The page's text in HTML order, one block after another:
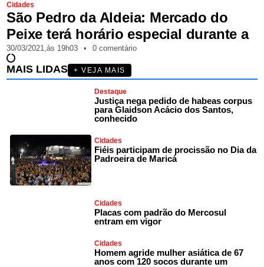
Cidades
São Pedro da Aldeia: Mercado do
Peixe terá horário especial durante a
30/03/2021,às 19h03 • 0 comentário
MAIS LIDAS + VEJA MAIS
Destaque
Justiça nega pedido de habeas corpus
para Glaidson Acácio dos Santos,
conhecido
Cidades
Fiéis participam de procissão no Dia da
Padroeira de Maricá
Cidades
Placas com padrão do Mercosul
entram em vigor
Cidades
Homem agride mulher asiática de 67
anos com 120 socos durante um